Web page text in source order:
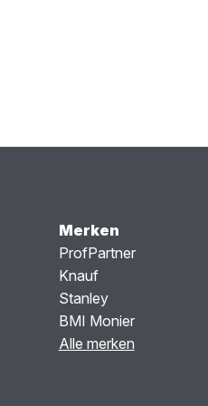
Merken
ProfPartner
Knauf
Stanley
BMI Monier
Alle merken